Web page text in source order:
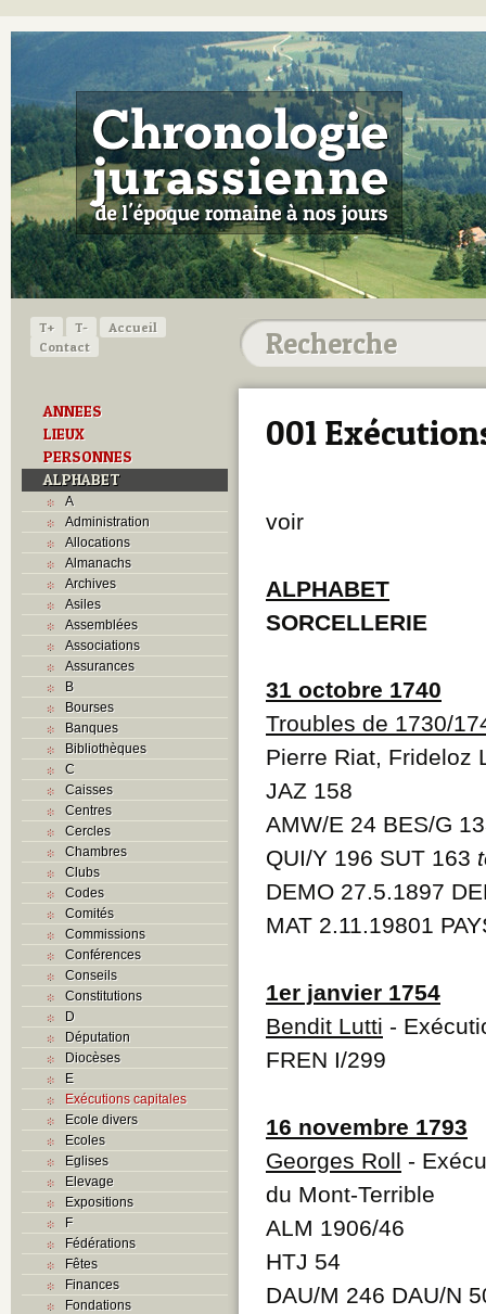
T+ T-
Accueil
Contact
ANNEES
LIEUX
PERSONNES
ALPHABET
A
Administration
Allocations
Almanachs
Archives
Asiles
Assemblées
Associations
Assurances
B
Bourses
Banques
Bibliothèques
C
Caisses
Centres
Cercles
Chambres
Clubs
Codes
Comités
Commissions
Conférences
Conseils
Constitutions
D
Députation
Diocèses
E
Exécutions capitales
Ecole divers
Ecoles
Eglises
Elevage
Expositions
F
Fédérations
Fêtes
Finances
Fondations
001
voir
ALPHABET
SORCELLERIE
31 octobre 1740
Troubles de 1730/
Pierre Riat, Frideloz
JAZ 158
AMW/E 24 BES/G
QUI/Y 196 SUT 163
DEMO 27.5.1897
MAT 2.11.19801
1er janvier 1754
Bendit Lutti -
FREN I/299
16 novembre 1793
Georges Roll -
du Mont-Terrible
ALM 1906/46
HTJ 54
DAU/M 246 DAU/N